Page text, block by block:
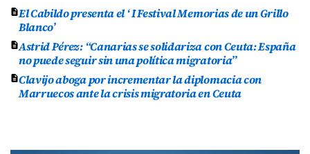
El Cabildo presenta el ‘ I Festival Memorias de un Grillo
Blanco’
Astrid Pérez: “Canarias se solidariza con Ceuta: España
no puede seguir sin una política migratoria”
Clavijo aboga por incrementar la diplomacia con
Marruecos ante la crisis migratoria en Ceuta